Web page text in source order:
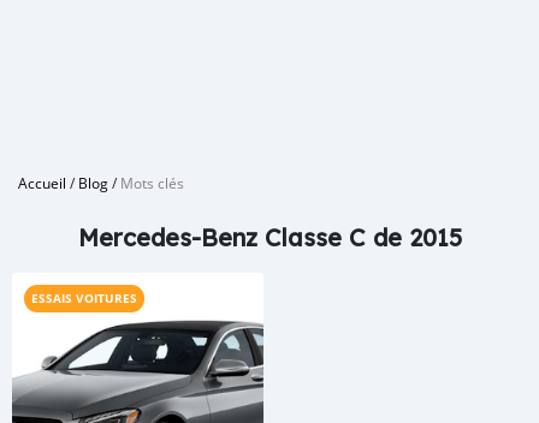
Accueil /Blog/Mots clés
Mercedes-Benz Classe C de 2015
ESSAIS VOITURES